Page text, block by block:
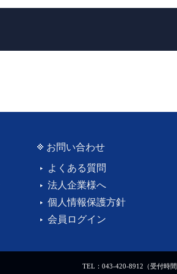
お問い合わせ
よくある質問
法人企業様へ
個人情報保護方針
会員ログイン
TEL：043-420-8912（受付時間